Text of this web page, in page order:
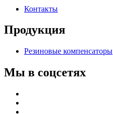
Контакты
Продукция
Резиновые компенсаторы
Мы в соцсетях